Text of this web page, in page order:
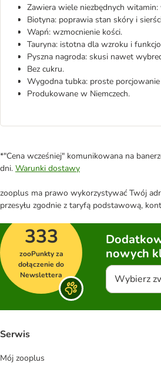
Zawiera wiele niezbędnych
Biotyna: poprawia stan skóry i
Wapń: wzmocnienie kości.
Tauryna: istotna dla wzroku i
Pyszna nagroda: skusi nawet
Bez cukru.
Wygodna tubka: proste
Produkowane w Niemczech.
*"Cena wcześniej" komunikowana na
dni. Warunki dostawy
zooplus ma prawo wykorzystywać Twój
przesyłu zgodnie z taryfą podstawową,
333
zooPunkty za
dołączenie do
Newslettera
nowych
Wybierz
Serwis
Mój zooplus